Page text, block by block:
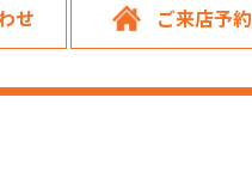
せ ご来店予約